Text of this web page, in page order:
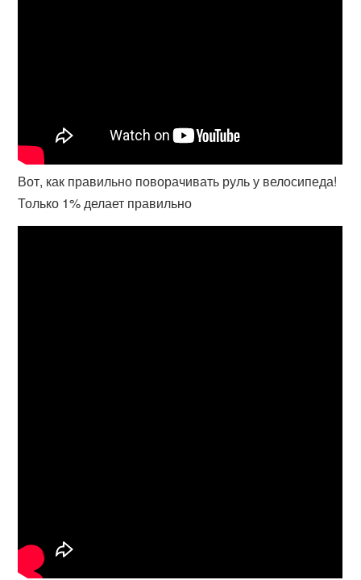
Вот, как правильно поворачивать руль у велосипеда!
Только 1% делает правильно